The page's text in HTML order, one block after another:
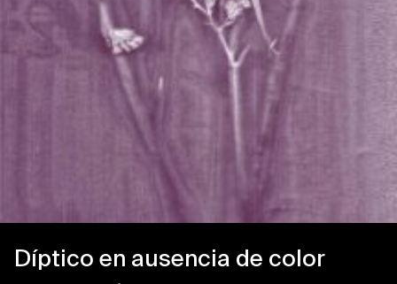
Díptico en ausencia de color